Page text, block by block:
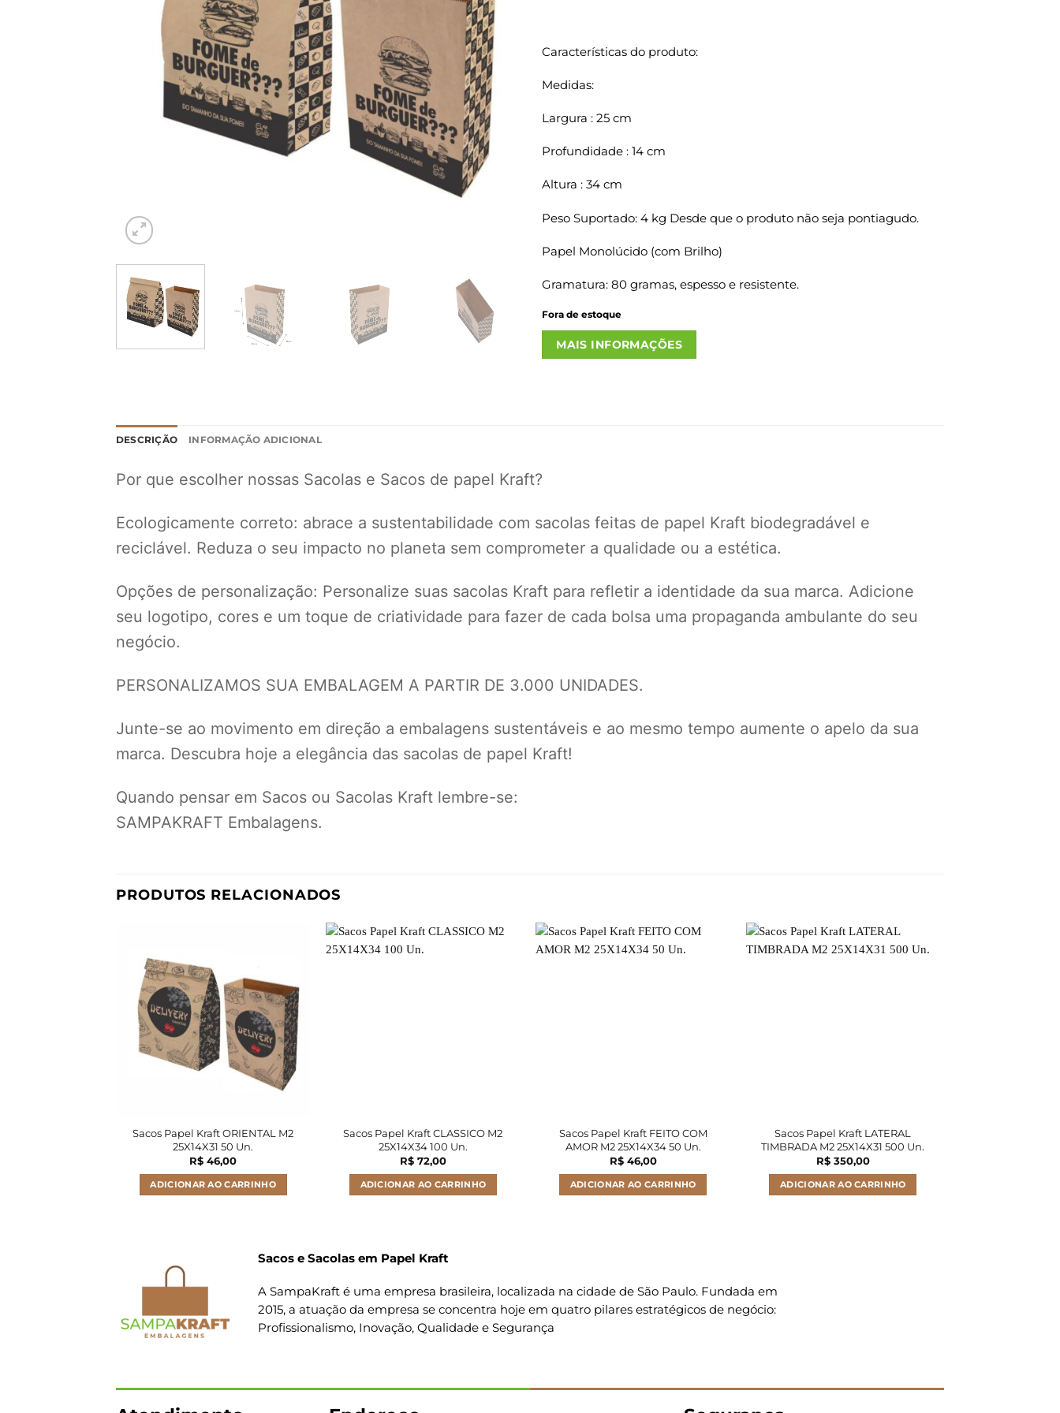
Características do produto:
Medidas:
Largura : 25 cm
Profundidade : 14 cm
Altura : 34 cm
Peso Suportado: 4 kg Desde que o produto não seja pontiagudo.
Papel Monolúcido (com Brilho)
Gramatura: 80 gramas, espesso e resistente.
Fora de estoque
MAIS INFORMAÇÕES
DESCRIÇÃO INFORMAÇÃO ADICIONAL
Por que escolher nossas Sacolas e Sacos de papel Kraft?
Ecologicamente correto: abrace a sustentabilidade com sacolas feitas de papel Kraft biodegradável e
reciclável. Reduza o seu impacto no planeta sem comprometer a qualidade ou a estética.
Opções de personalização: Personalize suas sacolas Kraft para refletir a identidade da sua marca. Adicione
seu logotipo, cores e um toque de criatividade para fazer de cada bolsa uma propaganda ambulante do seu
negócio.
PERSONALIZAMOS SUA EMBALAGEM A PARTIR DE 3.000 UNIDADES.
Junte-se ao movimento em direção a embalagens sustentáveis e ao mesmo tempo aumente o apelo da sua
marca. Descubra hoje a elegância das sacolas de papel Kraft!
Quando pensar em Sacos ou Sacolas Kraft lembre-se:
SAMPAKRAFT Embalagens.
PRODUTOS RELACIONADOS
Sacos Papel Kraft ORIENTAL M2
25X14X31 50 Un.
R$ 46,00
ADICIONAR AO CARRINHO
Sacos Papel Kraft CLASSICO M2
25X14X34 100 Un.
R$72,00
ADICIONAR AO CARRINHO
Sacos Papel Kraft FEITO COM
AMOR M2 25X14X34 50 Un.
R$46,00
ADICIONAR AO CARRINHO
Sacos Papel Kraft LATERAL
TIMBRADA M2 25X14X31 500 Un.
R$350,00
ADICIONAR AO CARRINHO
Sacos e Sacolas em Papel Kraft
A SampaKraft é uma empresa brasileira, localizada na cidade de São Paulo. Fundada em
2015, a atuação da empresa se concentra hoje em quatro pilares estratégicos de negócio:
Profissionalismo, Inovação, Qualidade e Segurança